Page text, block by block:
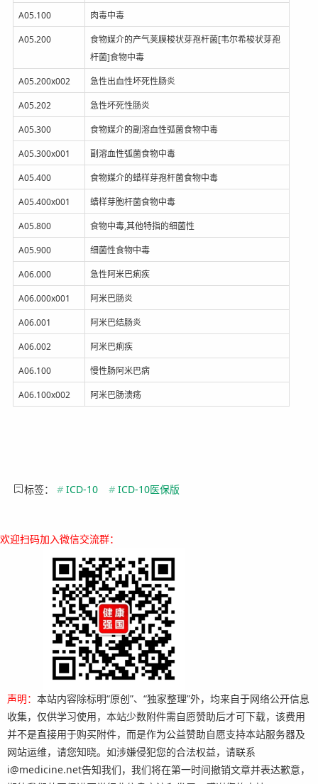
A05.100
肉毒中毒
A05.200
食物媒介的产气荚膜梭状芽孢杆菌[韦尔希梭状芽孢
杆菌]食物中毒
A05.200x002
急性出血性坏死性肠炎
A05.202
急性坏死性肠炎
A05.300
食物媒介的副溶血性弧菌食物中毒
A05.300x001
副溶血性弧菌食物中毒
A05.400
食物媒介的蜡样芽孢杆菌食物中毒
A05.400x001
蜡样芽胞杆菌食物中毒
A05.800
食物中毒,其他特指的细菌性
A05.900
细菌性食物中毒
A06.000
急性阿米巴痢疾
A06.000x001
阿米巴肠炎
A06.001
阿米巴结肠炎
A06.002
阿米巴痢疾
A06.100
慢性肠阿米巴病
A06.100x002
阿米巴肠溃疡
标签： # ICD-10 # ICD-10医保版
欢迎扫码加入微信交流群：
声明： 本站内容除标明“原创”、“独家整理”外，均来自于网络公开信息
收集，仅供学习使用，本站少数附件需自愿赞助后才可下载，该费用
并不是直接用于购买附件，而是作为公益赞助自愿支持本站服务器及
网站运维，请您知晓。如涉嫌侵犯您的合法权益，请联系
i@medicine.net告知我们，我们将在第一时间撤销文章并表达歉意，